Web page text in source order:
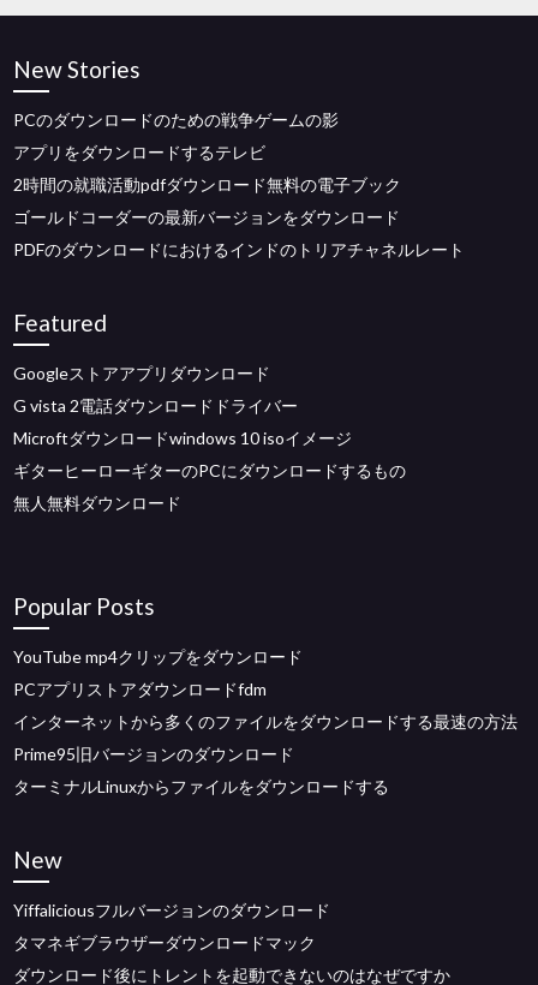
New Stories
PCのダウンロードのための戦争ゲームの影
アプリをダウンロードするテレビ
2時間の就職活動pdfダウンロード無料の電子ブック
ゴールドコーダーの最新バージョンをダウンロード
PDFのダウンロードにおけるインドのトリアチャネルレート
Featured
Googleストアアプリダウンロード
G vista 2電話ダウンロードドライバー
Microftダウンロードwindows 10 isoイメージ
ギターヒーローギターのPCにダウンロードするもの
無人無料ダウンロード
Popular Posts
YouTube mp4クリップをダウンロード
PCアプリストアダウンロードfdm
インターネットから多くのファイルをダウンロードする最速の方法
Prime95旧バージョンのダウンロード
ターミナルLinuxからファイルをダウンロードする
New
Yiffaliciousフルバージョンのダウンロード
タマネギブラウザーダウンロードマック
ダウンロード後にトレントを起動できないのはなぜですか